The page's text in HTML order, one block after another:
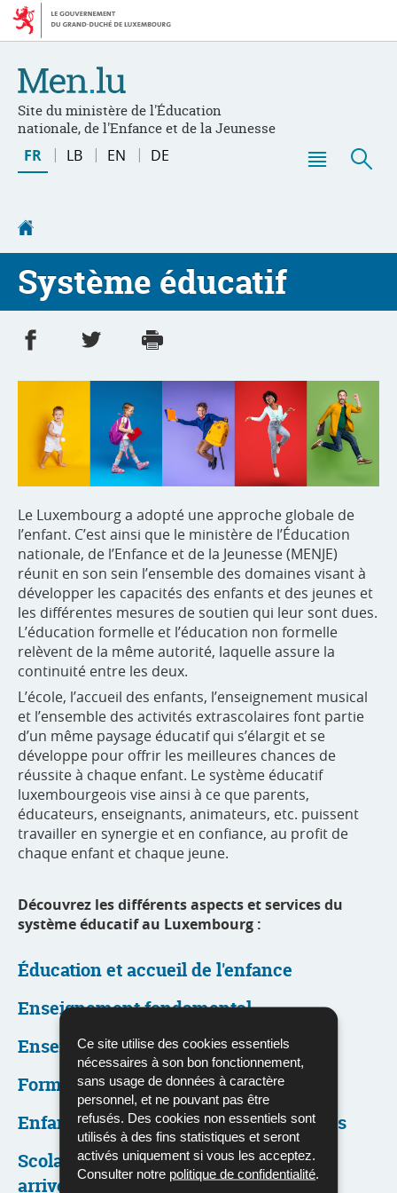
Ce site utilise des cookies essentiels
nécessaires à son bon fonctionnement,
sans usage de données à caractère
personnel, et ne pouvant pas être
refusés. Des cookies non essentiels sont
utilisés à des fins statistiques et seront
activés uniquement si vous les acceptez.
Consulter notre politique de confidentialité.
Aller
navigation
Aller
au
Site du ministère de l'Éducation
nationale, de l'Enfance et de la Jeunesse
Changer
de
FR LB EN DE
Système éducatif
Partager sur Facebook
Partager sur Twitter
Le Luxembourg a adopté une approche globale de
l’enfant. C’est ainsi que le ministère de l’Éducation
nationale, de l’Enfance et de la Jeunesse (MENJE)
réunit en son sein l’ensemble des domaines visant à
développer les capacités des enfants et des jeunes et
les différentes mesures de soutien qui leur sont dues.
L’éducation formelle et l’éducation non formelle
relèvent de la même autorité, laquelle assure la
continuité entre les deux.
L’école, l’accueil des enfants, l’enseignement musical
et l’ensemble des activités extrascolaires font partie
d’un même paysage éducatif qui s’élargit et se
développe pour offrir les meilleures chances de
réussite à chaque enfant. Le système éducatif
luxembourgeois vise ainsi à ce que parents,
éducateurs, enseignants, animateurs, etc. puissent
travailler en synergie et en confiance, au profit de
chaque enfant et chaque jeune.
Découvrez les différents aspects et services du
système éducatif au Luxembourg :
Éducation et accueil de l'enfance
Enseignement fondamental
Enseignement secondaire
Formation professionnelle
Enfants et jeunes à besoins spécifiques
Scolarisation des élèves nouvellement
arrivés